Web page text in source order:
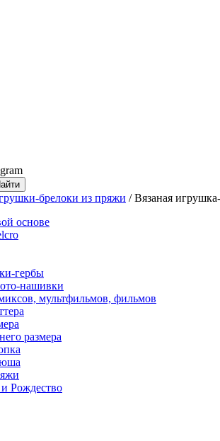
брелоки из пряжи /Вязаная
основе
гербы
нашивки
мультфильмов, фильмов
размера
Рождество